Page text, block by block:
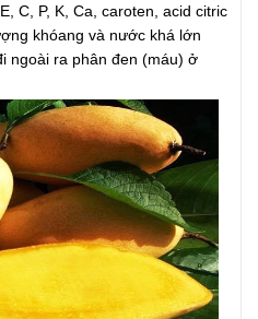
C, P, K, Ca, caroten, acid citric
khóang và nước khá lớn
ngoài ra phân đen (máu) ở